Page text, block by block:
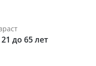
до 65 лет